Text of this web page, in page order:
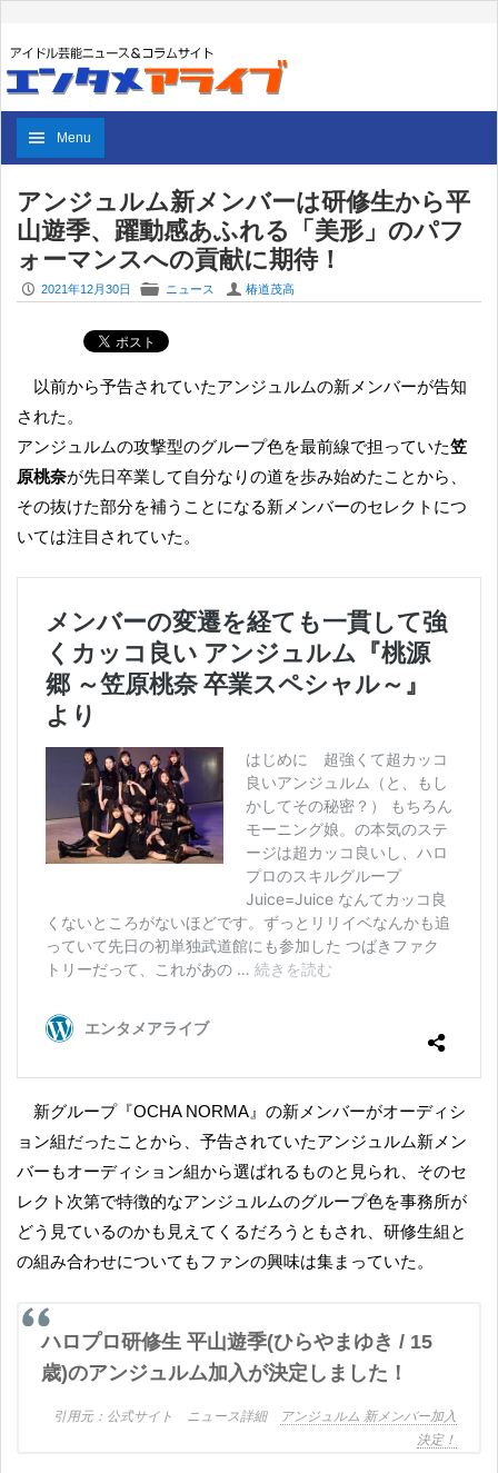
Menu
アンジュルム新メンバーは研修生から平
山遊季、躍動感あふれる「美形」のパフ
ォーマンスへの貢献に期待！
P 2021年12月30日 F ニュース U 椿道茂高
以前から予告されていたアンジュルムの新メンバーが告知
された。
アンジュルムの攻撃型のグループ色を最前線で担っていた笠
原桃奈が先日卒業して自分なりの道を歩み始めたことから、
その抜けた部分を補うことになる新メンバーのセレクトにつ
いては注目されていた。
新グループ『OCHA NORMA』の新メンバーがオーディシ
ョン組だったことから、予告されていたアンジュルム新メン
バーもオーディション組から選ばれるものと見られ、そのセ
レクト次第で特徴的なアンジュルムのグループ色を事務所が
どう見ているのかも見えてくるだろうともされ、研修生組と
の組み合わせについてもファンの興味は集まっていた。
ハロプロ研修生 平山遊季(ひらやまゆき / 15
歳)のアンジュルム加入が決定しました！
公式サイト ニュース詳細
アンジュルム 新メンバー加入
決定！